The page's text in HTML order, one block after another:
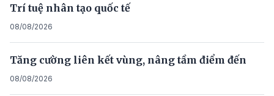
Trí tuệ nhân tạo quốc tế
08/08/2026
Tăng cường liên kết vùng, nâng tầm điểm đến
08/08/2026